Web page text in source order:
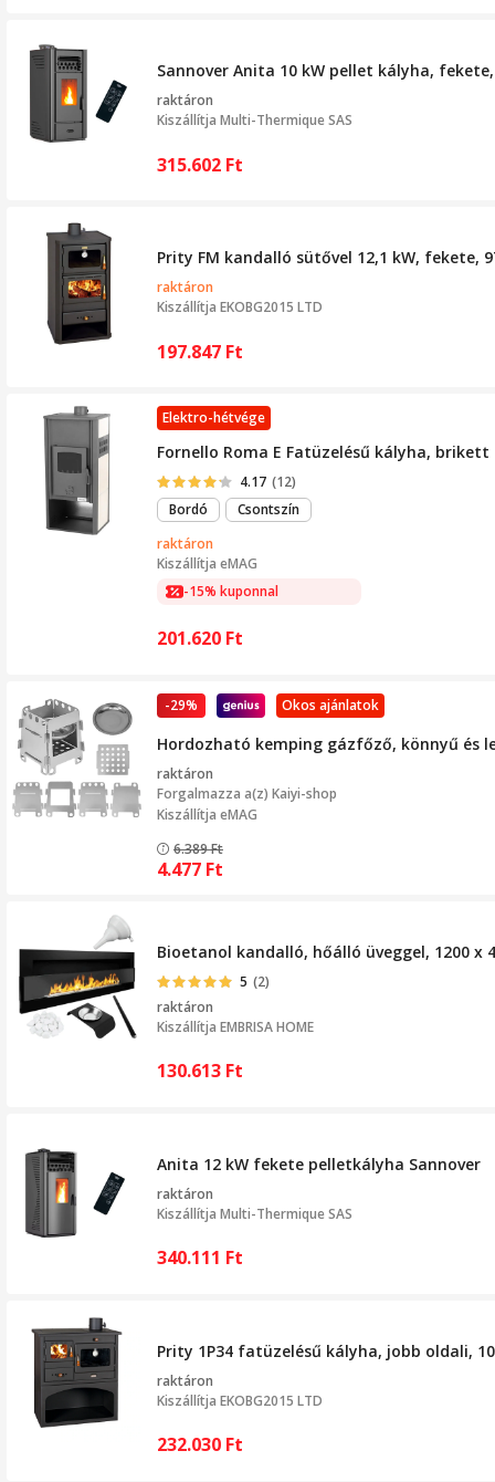
Sannover Anita 10 kW pellet kályha,
raktáron
Kiszállítja Multi-Thermique SAS
315.602 Ft
Prity FM kandalló sütővel 12,1 kW, fekete,
raktáron
Kiszállítja EKOBG2015 LTD
197.847 Ft
Elektro-hétvége
Fornello Roma E Fatüzelésű kályha,
4.17 (12)
Bordó
Csontszín
raktáron
Kiszállítja eMAG
-15% kuponnal
201.620 Ft
Okos ajánlatok
-29%
Hordozható kemping gázfőző, könnyű és
raktáron
Forgalmazza a(z) Kaiyi-shop
Kiszállítja eMAG
6.389Ft
4.477 Ft
Bioetanol kandalló, hőálló üveggel, 1200
5 (2)
raktáron
Kiszállítja EMBRISA HOME
130.613 Ft
Anita 12 kW fekete pelletkályha Sannover
raktáron
Kiszállítja Multi-Thermique SAS
340.111 Ft
Prity 1P34 fatüzelésű kályha, jobb oldali,
raktáron
Kiszállítja EKOBG2015 LTD
232.030 Ft